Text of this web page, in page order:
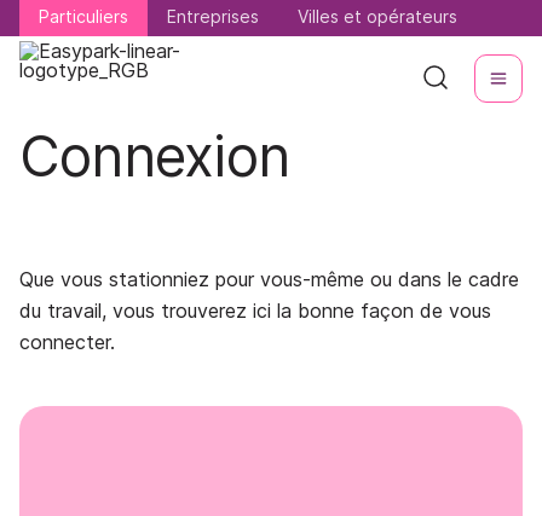
Particuliers Entreprises Villes et opérateurs
Particuliers Entreprises Villes et opérateurs
Connexion
Que vous stationniez pour vous-même ou dans le cadre
du travail, vous trouverez ici la bonne façon de vous
connecter.